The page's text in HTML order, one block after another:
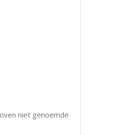
niet genoemde